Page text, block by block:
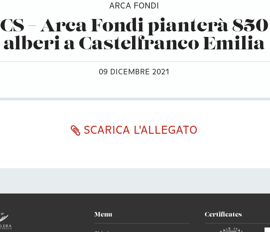
ARCA FONDI
CS – Arca Fondi pianterà 850
alberi a Castelfranco Emilia
09 DICEMBRE 2021
SCARICA L'ALLEGATO
Menu Certificates